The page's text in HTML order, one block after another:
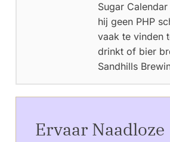
Sugar
hij geen PHP
vaak te vinden
drinkt of bier
Sandhills
Ervaar Naadloze